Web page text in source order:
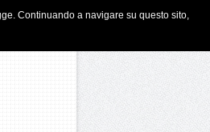
Continuando a navigare su questo sito,